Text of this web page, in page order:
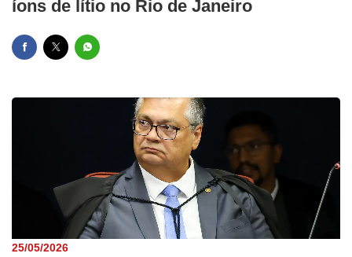
íons de lítio no Rio de Janeiro
25/05/2026